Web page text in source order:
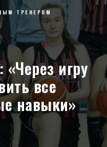
ТРЕНЕРОМ
игру
все
навыки»